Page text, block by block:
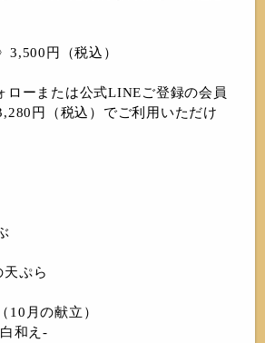
3,500円（税込）
ーまたは公式LINEご登録の会員
円（税込）でご利用いただけ
天ぷら
10月の献立）
和え-